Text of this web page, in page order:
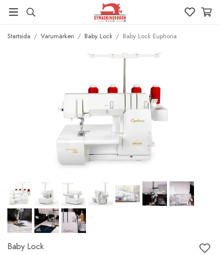
Startsida / Varumärken / Baby Lock / Baby Lock Euphoria
Baby Lock